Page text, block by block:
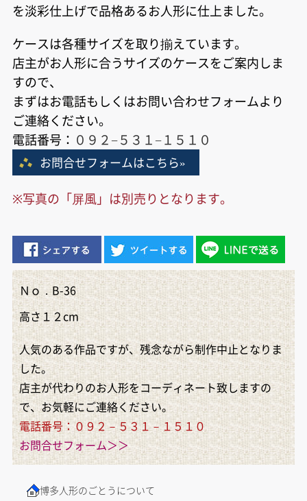
を淡彩仕上げで品格あるお人形に仕上ました。
ケースは各種サイズを取り揃えています。
店主がお人形に合うサイズのケースをご案内しま
すので、
まずはお電話もしくはお問い合わせフォームより
ご連絡ください。
電話番号： ０９２−５３１−１５１０
お問合せフォームはこちら»
※写真の「屏風」は別売りとなります。
Ｎｏ．B-36
高さ１２cm
人気のある作品ですが、残念ながら制作中止となりま
した。
店主が代わりのお人形をコーディネート致しますの
で、お気軽にご連絡ください。
電話番号：０９２－５３１－１５１０
お問合せフォーム＞＞
博多人形のごとうについて